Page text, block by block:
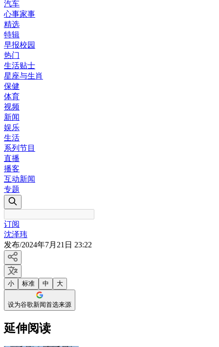
汽车
心事家事
精选
特辑
早报校园
热门
生活贴士
星座与生肖
保健
体育
视频
新闻
娱乐
生活
系列节目
直播
播客
互动新闻
专题
订阅
沈泽玮
发布/2024年7月21日 23:22
小 标准 中 大
设为谷歌新闻首选来源
延伸阅读